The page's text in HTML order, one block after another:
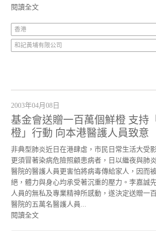
閱讀全文
香港
和記黃埔有限公司
2003年04月08日
基金會送贈一百萬個鮮橙 支持
橙」行動 向本港醫護人員致意
非典型肺炎近日在港肆虐，市民日常生活大受
更須冒著染病危險照顧患病者，日以繼夜與肺
醫院的醫護人員更害怕將病毒傳給家人，因而
絕，體力與身心均承受著沉重的壓力。李嘉誠
人員的無私及專業精神所感動，遂決定送贈一
醫院的五萬名醫護人員...
閱讀全文